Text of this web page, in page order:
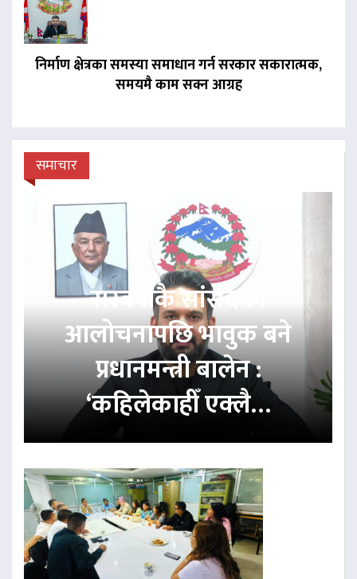
निर्माण क्षेत्रका समस्या समाधान गर्न सरकार सकारात्मक,
समयमै काम सक्न आग्रह
समाचार
रास्वपाकै सांसदको
आलोचनापछि भावुक बने
प्रधानमन्त्री बालेन :
‘कहिलेकाहीँ एक्लै…